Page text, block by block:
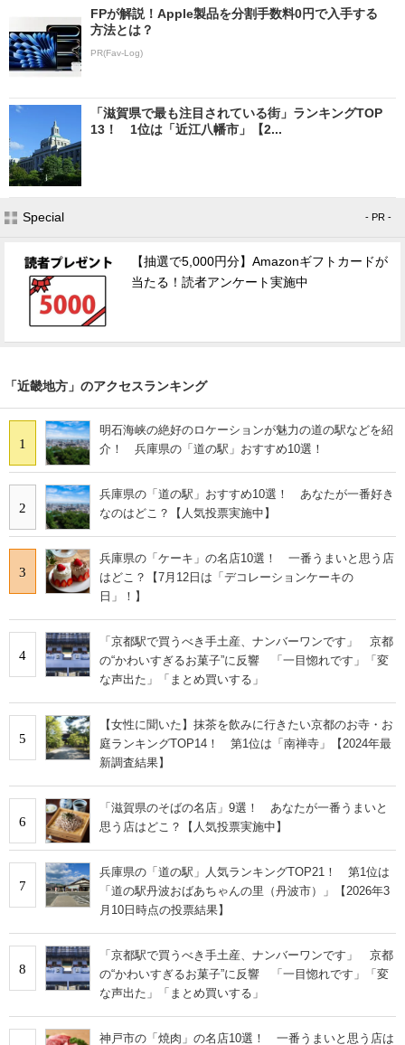
FPが解説！Apple製品を分割手数料0円で入手する
方法とは？
PR(Fav-Log)
「滋賀県で最も注目されている街」ランキングTOP
13！ 1位は「近江八幡市」【2...
Special - PR -
【抽選で5,000円分】Amazonギフトカードが
当たる！読者アンケート実施中
「近畿地方」のアクセスランキング
1
明石海峡の絶好のロケーションが魅力の道の駅などを紹
介！ 兵庫県の「道の駅」おすすめ10選！
2
兵庫県の「道の駅」おすすめ10選！ あなたが一番好き
なのはどこ？【人気投票実施中】
3
兵庫県の「ケーキ」の名店10選！ 一番うまいと思う店
はどこ？【7月12日は「デコレーションケーキの
日」！】
4
「京都駅で買うべき手土産、ナンバーワンです」 京都
の“かわいすぎるお菓子”に反響 「一目惚れです」「変
な声出た」「まとめ買いする」
5
【女性に聞いた】抹茶を飲みに行きたい京都のお寺・お
庭ランキングTOP14！ 第1位は「南禅寺」【2024年最
新調査結果】
6
「滋賀県のそばの名店」9選！ あなたが一番うまいと
思う店はどこ？【人気投票実施中】
7
兵庫県の「道の駅」人気ランキングTOP21！ 第1位は
「道の駅丹波おばあちゃんの里（丹波市）」【2026年3
月10日時点の投票結果】
8
「京都駅で買うべき手土産、ナンバーワンです」 京都
の“かわいすぎるお菓子”に反響 「一目惚れです」「変
な声出た」「まとめ買いする」
神戸市の「焼肉」の名店10選！ 一番うまいと思う店は